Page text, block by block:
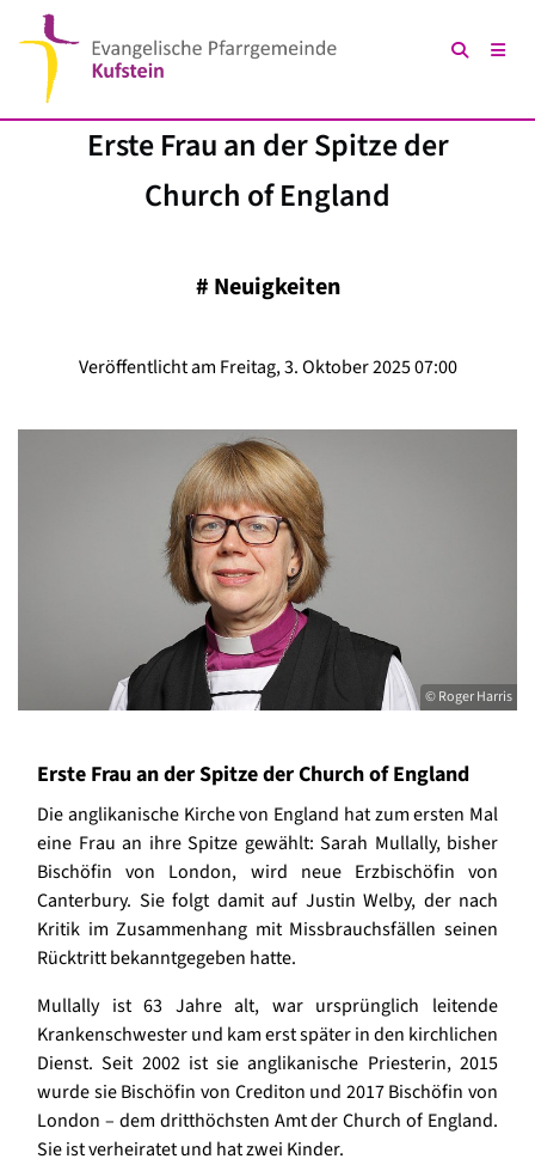
Erste Frau an der Spitze der
Church of England
# Neuigkeiten
Veröffentlicht am Freitag, 3. Oktober 2025 07:00
© Roger Harris
Erste Frau an der Spitze der Church of England
Die anglikanische Kirche von England hat zum ersten Mal
eine Frau an ihre Spitze gewählt: Sarah Mullally, bisher
Bischöfin von London, wird neue Erzbischöfin von
Canterbury. Sie folgt damit auf Justin Welby, der nach
Kritik im Zusammenhang mit Missbrauchsfällen seinen
Rücktritt bekanntgegeben hatte.
Mullally ist 63 Jahre alt, war ursprünglich leitende
Krankenschwester und kam erst später in den kirchlichen
Dienst. Seit 2002 ist sie anglikanische Priesterin, 2015
wurde sie Bischöfin von Crediton und 2017 Bischöfin von
London – dem dritthöchsten Amt der Church of England.
Sie ist verheiratet und hat zwei Kinder.